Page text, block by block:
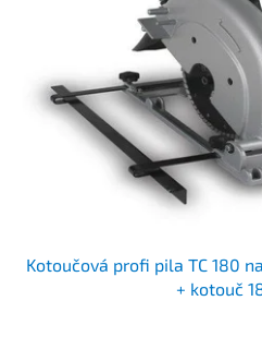
Kotoučová profi pila TC 180
+ kotouč